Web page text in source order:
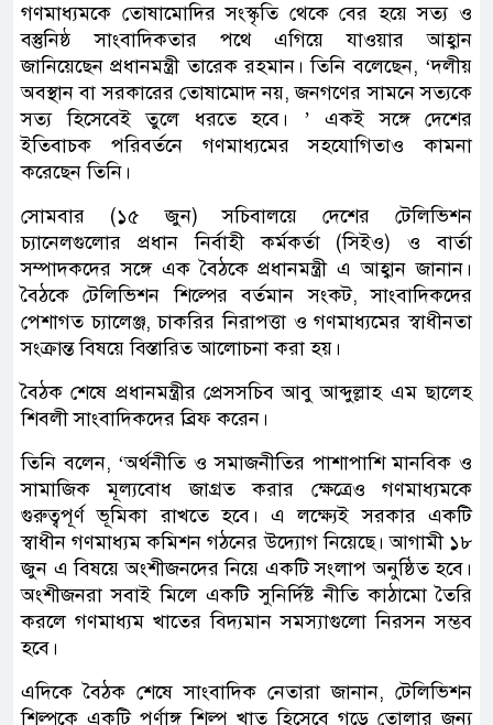
গণমাধ্যমকে তোষামোদির সংস্কৃতি থেকে বের হয়ে সত্য ও
বস্তুনিষ্ঠ সাংবাদিকতার পথে এগিয়ে যাওয়ার আহ্বান
জানিয়েছেন প্রধানমন্ত্রী তারেক রহমান। তিনি বলেছেন, ‘দলীয়
অবস্থান বা সরকারের তোষামোদ নয়, জনগণের সামনে সত্যকে
সত্য হিসেবেই তুলে ধরতে হবে। ’ একই সঙ্গে দেশের
ইতিবাচক পরিবর্তনে গণমাধ্যমের সহযোগিতাও কামনা
করেছেন তিনি।
সোমবার (১৫ জুন) সচিবালয়ে দেশের টেলিভিশন
চ্যানেলগুলোর প্রধান নির্বাহী কর্মকর্তা (সিইও) ও বার্তা
সম্পাদকদের সঙ্গে এক বৈঠকে প্রধানমন্ত্রী এ আহ্বান জানান।
বৈঠকে টেলিভিশন শিল্পের বর্তমান সংকট, সাংবাদিকদের
পেশাগত চ্যালেঞ্জ, চাকরির নিরাপত্তা ও গণমাধ্যমের স্বাধীনতা
সংক্রান্ত বিষয়ে বিস্তারিত আলোচনা করা হয়।
বৈঠক শেষে প্রধানমন্ত্রীর প্রেসসচিব আবু আব্দুল্লাহ এম ছালেহ
শিবলী সাংবাদিকদের ব্রিফ করেন।
তিনি বলেন, ‘অর্থনীতি ও সমাজনীতির পাশাপাশি মানবিক ও
সামাজিক মূল্যবোধ জাগ্রত করার ক্ষেত্রেও গণমাধ্যমকে
গুরুত্বপূর্ণ ভূমিকা রাখতে হবে। এ লক্ষ্যেই সরকার একটি
স্বাধীন গণমাধ্যম কমিশন গঠনের উদ্যোগ নিয়েছে। আগামী ১৮
জুন এ বিষয়ে অংশীজনদের নিয়ে একটি সংলাপ অনুষ্ঠিত হবে।
অংশীজনরা সবাই মিলে একটি সুনির্দিষ্ট নীতি কাঠামো তৈরি
করলে গণমাধ্যম খাতের বিদ্যমান সমস্যাগুলো নিরসন সম্ভব
হবে।
এদিকে বৈঠক শেষে সাংবাদিক নেতারা জানান, টেলিভিশন
শিল্পকে একটি পূর্ণাঙ্গ শিল্প খাত হিসেবে গড়ে তোলার জন্য